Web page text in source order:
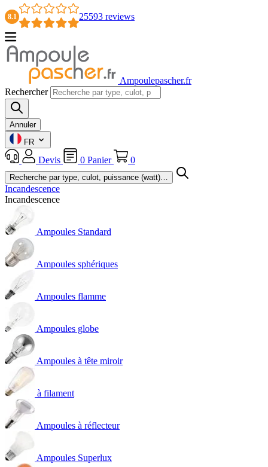
8.1 25593 reviews
Ampoulepascher.fr
Rechercher
Annuler
FR
Devis 0 Panier 0
Incandescence
Incandescence
Ampoules Standard
Ampoules sphériques
Ampoules flamme
Ampoules globe
Ampoules à tête miroir
à filament
Ampoules à réflecteur
Ampoules Superlux